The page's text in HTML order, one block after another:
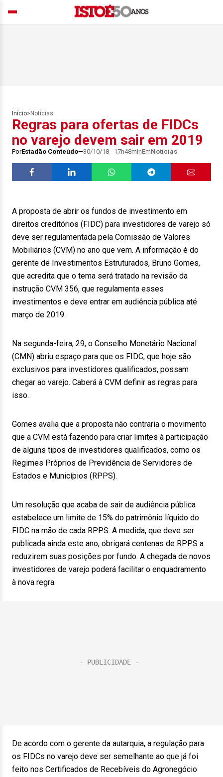
Início> Notícias
Regras para ofertas de FIDCs
no varejo devem sair em 2019
PorEstadão Conteúdo 30/10/18 - 17h48minEmNotícias
A proposta de abrir os fundos de investimento em
direitos creditórios (FIDC) para investidores de varejo só
deve ser regulamentada pela Comissão de Valores
Mobiliários (CVM) no ano que vem. A informação é do
gerente de Investimentos Estruturados, Bruno Gomes,
que acredita que o tema será tratado na revisão da
instrução CVM 356, que regulamenta esses
investimentos e deve entrar em audiência pública até
março de 2019.
Na segunda-feira, 29, o Conselho Monetário Nacional
(CMN) abriu espaço para que os FIDC, que hoje são
exclusivos para investidores qualificados, possam
chegar ao varejo. Caberá à CVM definir as regras para
isso.
Gomes avalia que a proposta não contraria o movimento
que a CVM está fazendo para criar limites à participação
de alguns tipos de investidores qualificados, como os
Regimes Próprios de Previdência de Servidores de
Estados e Municípios (RPPS).
Um resolução que acaba de sair de audiência pública
estabelece um limite de 15% do patrimônio líquido do
FIDC na mão de cada RPPS. A medida, que deve ser
publicada ainda este ano, obrigará centenas de RPPS a
reduzirem suas posições por fundo. A chegada de novos
investidores de varejo poderá facilitar o enquadramento
à nova regra.
De acordo com o gerente da autarquia, a regulação para
os FIDCs no varejo deve ser semelhante ao que já foi
feito nos Certificados de Recebíveis do Agronegócio